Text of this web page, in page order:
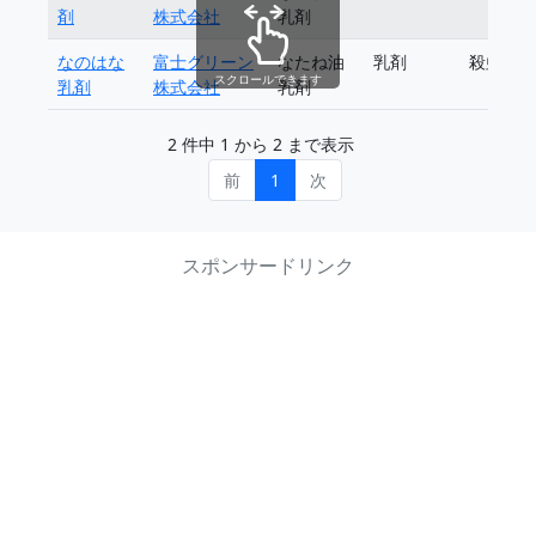
剤
株式会社
乳剤
なのはな
乳剤
富士グリーン
株式会社
なたね油
乳剤
乳剤 殺虫剤
2 件中 1 から 2 まで表示
前
1 次
スクロールできます
スポンサードリンク